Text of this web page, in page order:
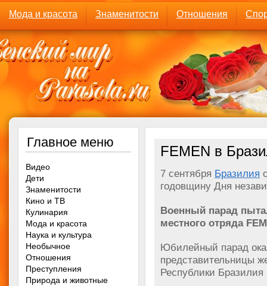
Мода и красота Знаменитости Отношения
FEMEN в
7 сентября Бразилия
годовщину Дня
Военный парад
местного отряда
Юбилейный парад
представительницы
Республики
Главное меню
Видео
Дети
Знаменитости
Кино и ТВ
Кулинария
Мода и красота
Наука и культура
Необычное
Отношения
Преступления
Природа и животные